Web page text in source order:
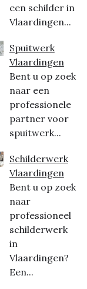
een schilder in
Vlaardingen...
Spuitwerk
Vlaardingen
Bent u op zoek
naar een
professionele
partner voor
spuitwerk...
Schilderwerk
Vlaardingen
Bent u op zoek
naar
professioneel
schilderwerk
in
Vlaardingen?
Een...